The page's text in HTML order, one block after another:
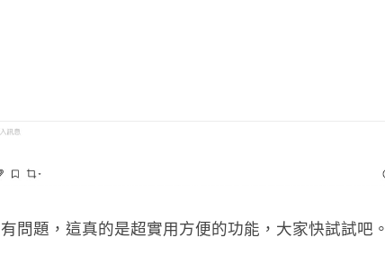
問題，這真的是超實用方便的功能，大家快試試吧。